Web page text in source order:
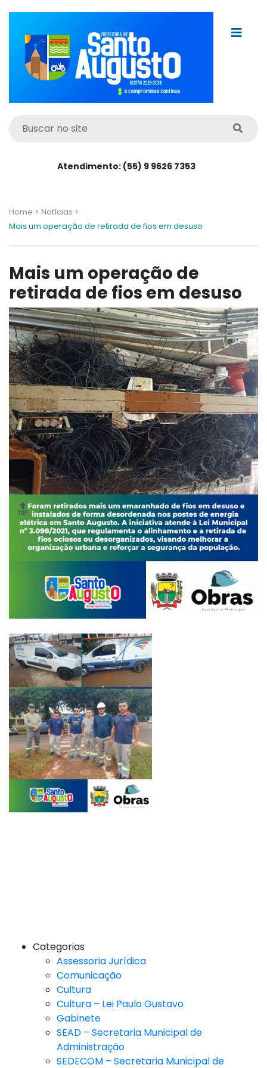
Atendimento: (55) 9 9626 7353
Home > Notícias >
Mais um operação de retirada de fios em desuso
Mais um operação de
retirada de fios em desuso
Categorias
Assessoria Jurídica
Comunicação
Cultura
Cultura – Lei Paulo Gustavo
Gabinete
SEAD – Secretaria Municipal de
Administração
SEDECOM – Secretaria Municipal de